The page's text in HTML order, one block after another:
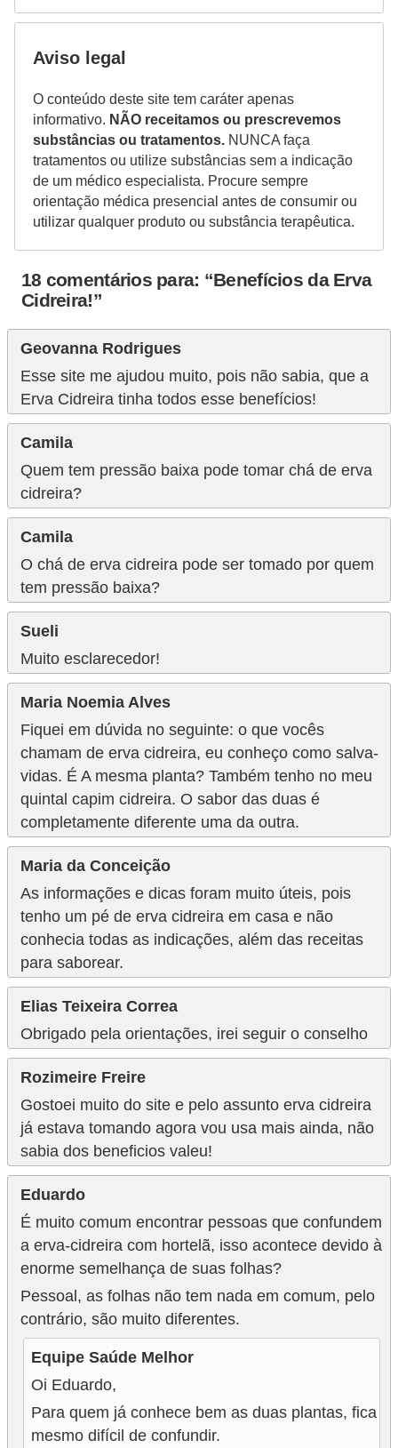
Aviso legal
O conteúdo deste site tem caráter apenas
informativo. NÃO receitamos ou prescrevemos
substâncias ou tratamentos. NUNCA faça
tratamentos ou utilize substâncias sem a indicação
de um médico especialista. Procure sempre
orientação médica presencial antes de consumir ou
utilizar qualquer produto ou substância terapêutica.
18 comentários para: “Benefícios da Erva
Cidreira!”
Geovanna Rodrigues
Esse site me ajudou muito, pois não sabia, que a
Erva Cidreira tinha todos esse benefícios!
Camila
Quem tem pressão baixa pode tomar chá de erva
cidreira?
Camila
O chá de erva cidreira pode ser tomado por quem
tem pressão baixa?
Sueli
Muito esclarecedor!
Maria Noemia Alves
Fiquei em dúvida no seguinte: o que vocês
chamam de erva cidreira, eu conheço como salva-
vidas. É A mesma planta? Também tenho no meu
quintal capim cidreira. O sabor das duas é
completamente diferente uma da outra.
Maria da Conceição
As informações e dicas foram muito úteis, pois
tenho um pé de erva cidreira em casa e não
conhecia todas as indicações, além das receitas
para saborear.
Elias Teixeira Correa
Obrigado pela orientações, irei seguir o conselho
Rozimeire Freire
Gostoei muito do site e pelo assunto erva cidreira
já estava tomando agora vou usa mais ainda, não
sabia dos beneficios valeu!
Eduardo
É muito comum encontrar pessoas que confundem
a erva-cidreira com hortelã, isso acontece devido à
enorme semelhança de suas folhas?
Pessoal, as folhas não tem nada em comum, pelo
contrário, são muito diferentes.
Equipe Saúde Melhor
Oi Eduardo,
Para quem já conhece bem as duas plantas, fica
mesmo difícil de confundir.